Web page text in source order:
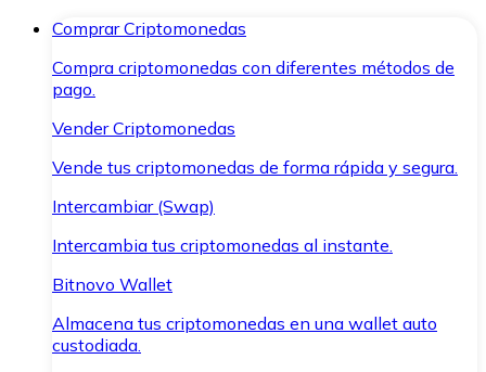
Comprar Criptomonedas
Compra criptomonedas con diferentes métodos de
pago.
Vender Criptomonedas
Vende tus criptomonedas de forma rápida y segura.
Intercambiar (Swap)
Intercambia tus criptomonedas al instante.
Bitnovo Wallet
Almacena tus criptomonedas en una wallet auto
custodiada.